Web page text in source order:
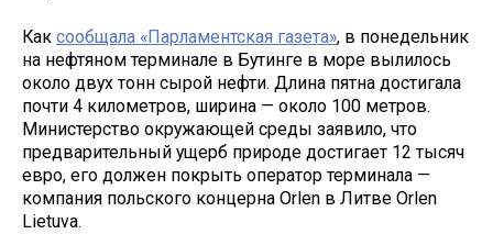
Как сообщала «Парламентская газета», в понедельник
на нефтяном терминале в Бутинге в море вылилось
около двух тонн сырой нефти. Длина пятна достигала
почти 4 километров, ширина — около 100 метров.
Министерство окружающей среды заявило, что
предварительный ущерб природе достигает 12 тысяч
евро, его должен покрыть оператор терминала —
компания польского концерна Orlen в Литве Orlen
Lietuva.